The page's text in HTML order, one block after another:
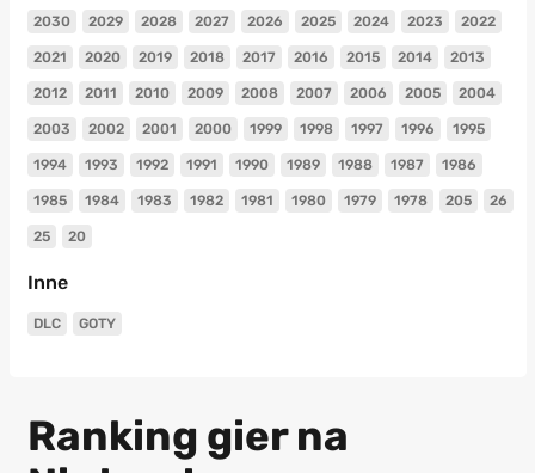
2030 2029 2028 2027 2026 2025 2024 2023 2022
2021 2020 2019 2018 2017 2016 2015 2014 2013
2012 2011 2010 2009 2008 2007 2006 2005 2004
2003 2002 2001 2000 1999 1998 1997 1996 1995
1994 1993 1992 1991 1990 1989 1988 1987 1986
1985 1984 1983 1982 1981 1980 1979 1978 205 26
25 20
Inne
DLC GOTY
Ranking gier na